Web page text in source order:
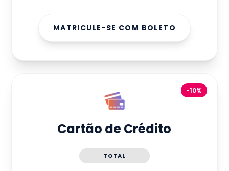
MATRICULE-SE COM BOLETO
-10%
Cartão de Crédito
TOTAL